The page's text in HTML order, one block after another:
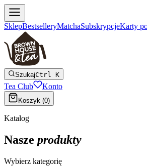
SklepBestselleryMatchaSubskrypcjeKarty
SzukajCtrl K
Tea Club Konto
Koszyk (0)
Katalog
Nasze produkty
Wybierz kategorię